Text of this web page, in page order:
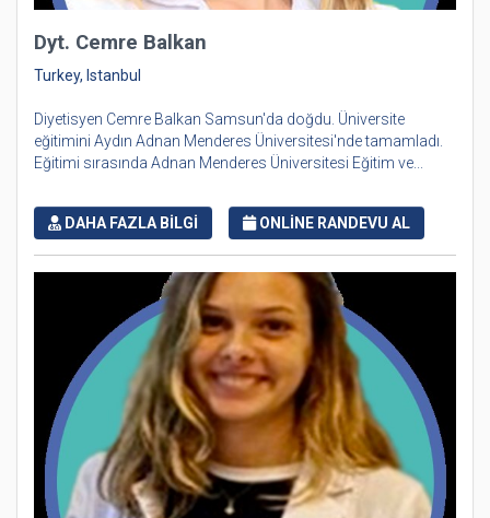
Dyt. Cemre Balkan
Turkey, Istanbul
Diyetisyen Cemre Balkan Samsun'da doğdu. Üniversite
eğitimini Aydın Adnan Menderes Üniversitesi'nde tamamladı.
Eğitimi sırasında Adnan Menderes Üniversitesi Eğitim ve...
DAHA FAZLA BİLGİ ONLİNE RANDEVU AL